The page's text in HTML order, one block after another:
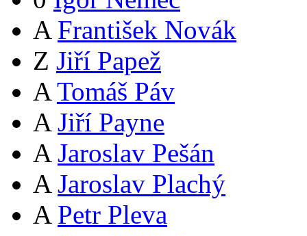
A František Novák
Z Jiří Papež
A Tomáš Páv
A Jiří Payne
A Jaroslav Pešán
A Jaroslav Plachý
A Petr Pleva